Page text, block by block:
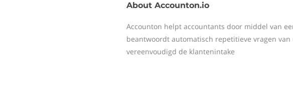
About Accounton.io
Accounton helpt accountants door middel van
beantwoordt automatisch repetitieve vragen van
vereenvoudigd de klantenintake